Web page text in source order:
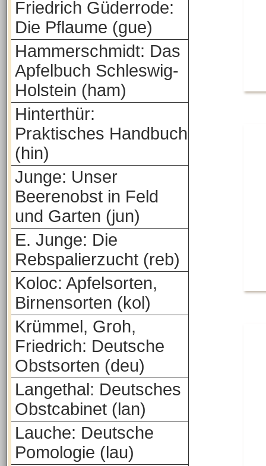
Friedrich Güderrode:
Die Pflaume (gue)
Hammerschmidt: Das
Apfelbuch Schleswig-
Holstein (ham)
Hinterthür:
Praktisches Handbuch
(hin)
Junge: Unser
Beerenobst in Feld
und Garten (jun)
E. Junge: Die
Rebspalierzucht (reb)
Koloc: Apfelsorten,
Birnensorten (kol)
Krümmel, Groh,
Friedrich: Deutsche
Obstsorten (deu)
Langethal: Deutsches
Obstcabinet (lan)
Lauche: Deutsche
Pomologie (lau)